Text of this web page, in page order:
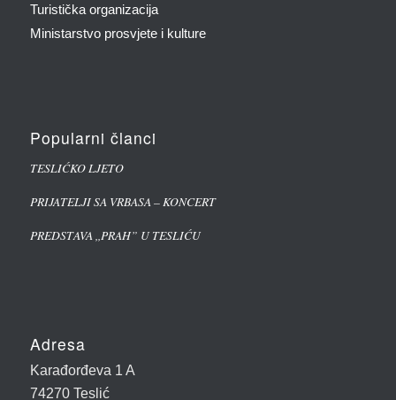
Turistička organizacija
Ministarstvo prosvjete i kulture
Popularni članci
TESLIĆKO LJETO
PRIJATELJI SA VRBASA – KONCERT
PREDSTAVA ,,PRAH” U TESLIĆU
Adresa
Karađorđeva 1 A
74270 Teslić